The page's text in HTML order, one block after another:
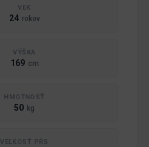
VEK
24 rokov
VÝŠKA
169 cm
HMOTNOSŤ
50 kg
VEĽKOSŤ PŔS